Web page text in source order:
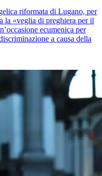
riformata di Lugano, per
la «veglia di preghiera per il
ecumenica per
a causa della